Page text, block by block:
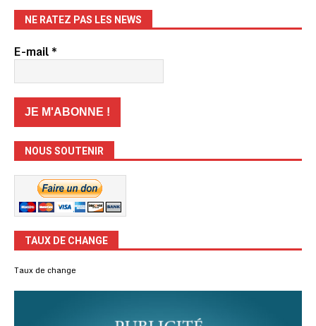
NE RATEZ PAS LES NEWS
E-mail*
NOUS SOUTENIR
TAUX DE CHANGE
Taux de change